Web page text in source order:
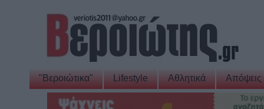
"Βεροιώτικα" Lifestyle Αθλητικά Απόψεις